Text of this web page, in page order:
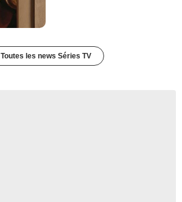
Toutes les news Séries TV